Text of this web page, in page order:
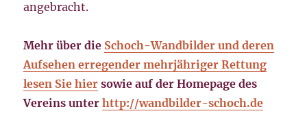
angebracht.
Mehr über die Schoch-Wandbilder und deren
Aufsehen erregender mehrjähriger Rettung
lesen Sie hier sowie auf der Homepage des
Vereins unterhttp://wandbilder-schoch.de